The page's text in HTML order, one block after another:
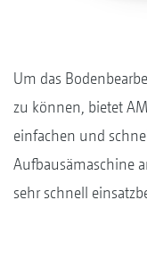
Um das
zu können, bietet
einfachen und
Aufbausämaschine
sehr schnell